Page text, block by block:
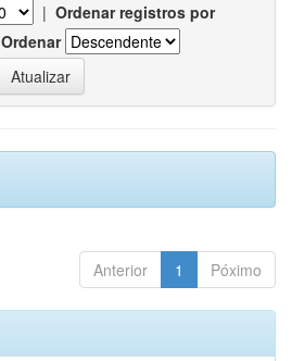
| Ordenar registros por
Ordenar
Anterior 1 Póximo